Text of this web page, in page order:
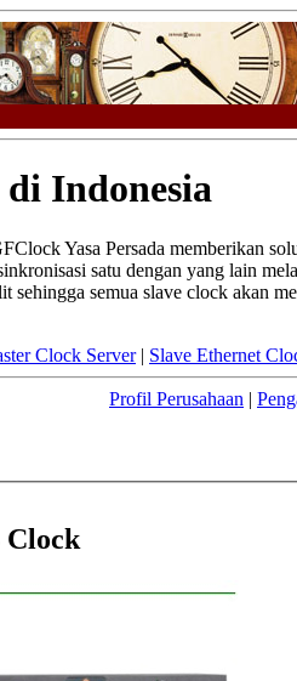
Indonesia
Yasa Persada memberikan
satu dengan yang lain
sehingga semua slave clock akan
Clock Server| Slave Ethernet
Profil Perusahaan |
Clock